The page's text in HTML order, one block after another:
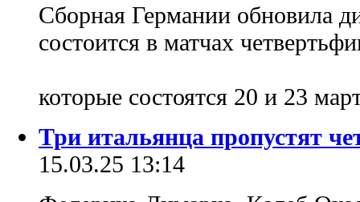
Сборная Германии обновила
состоится в матчах
которые состоятся 20 и 23
Три итальянца пропустят
15.03.25 13:14